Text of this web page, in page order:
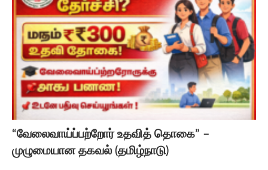
“வேலைவாய்ப்பற்றோர் உதவித் தொகை” –
முழுமையான தகவல் (தமிழ்நாடு)